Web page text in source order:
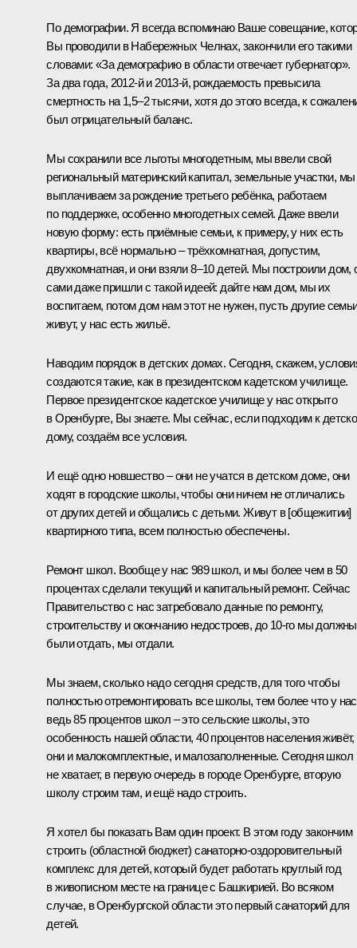
По демографии. Я всегда вспоминаю Ваше совещание,
Вы проводили в Набережных Челнах, закончили его такими
словами: «За демографию в области отвечает губернатор».
За два года, 2012-й и 2013-й, рождаемость превысила
смертность на 1,5–2 тысячи, хотя до этого всегда, к
был отрицательный баланс.
Мы сохранили все льготы многодетным, мы ввели свой
региональный материнский капитал, земельные участки, мы
выплачиваем за рождение третьего ребёнка, работаем
по поддержке, особенно многодетных семей. Даже ввели
новую форму: есть приёмные семьи, к примеру, у них есть
квартиры, всё нормально – трёхкомнатная, допустим,
двухкомнатная, и они взяли 8–10 детей. Мы построили дом,
сами даже пришли с такой идеей: дайте нам дом, мы их
воспитаем, потом дом нам этот не нужен, пусть другие
живут, у нас есть жильё.
Наводим порядок в детских домах. Сегодня, скажем,
создаются такие, как в президентском кадетском училище.
Первое президентское кадетское училище у нас открыто
в Оренбурге, Вы знаете. Мы сейчас, если подходим к
дому, создаём все условия.
И ещё одно новшество – они не учатся в детском доме, они
ходят в городские школы, чтобы они ничем не отличались
от других детей и общались с детьми. Живут в [общежитии]
квартирного типа, всем полностью обеспечены.
Ремонт школ. Вообще у нас 989 школ, и мы более чем в 50
процентах сделали текущий и капитальный ремонт. Сейчас
Правительство с нас затребовало данные по ремонту,
строительству и окончанию недостроев, до 10-го мы должны
были отдать, мы отдали.
Мы знаем, сколько надо сегодня средств, для того чтобы
полностью отремонтировать все школы, тем более что у нас
ведь 85 процентов школ – это сельские школы, это
особенность нашей области, 40 процентов населения живёт,
они и малокомплектные, и малозаполненные. Сегодня школ
не хватает, в первую очередь в городе Оренбурге, вторую
школу строим там, и ещё надо строить.
Я хотел бы показать Вам один проект. В этом году закончим
строить (областной бюджет) санаторно-оздоровительный
комплекс для детей, который будет работать круглый год
в живописном месте на границе с Башкирией. Во всяком
случае, в Оренбургской области это первый санаторий для
детей.